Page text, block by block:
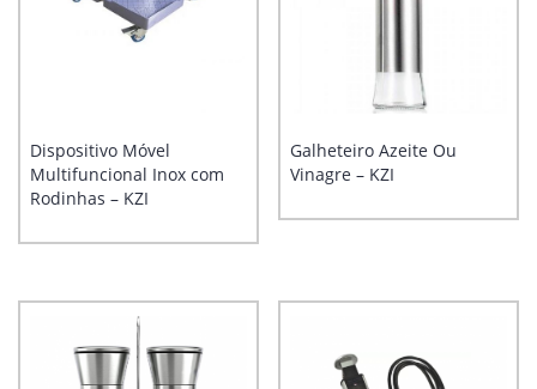
Dispositivo Móvel
Multifuncional Inox com
Rodinhas – KZI
Galheteiro Azeite Ou
Vinagre – KZI